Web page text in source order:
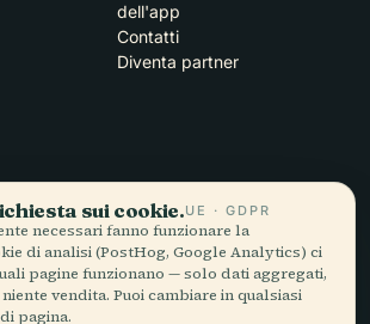
dell'app
Contatti
Diventa partner
sui cookie.UE · GDPR
necessari fanno funzionare la
di analisi (PostHog, Google Analytics) ci
pagine funzionano — solo dati aggregati,
vendita. Puoi cambiare in qualsiasi
pagina.